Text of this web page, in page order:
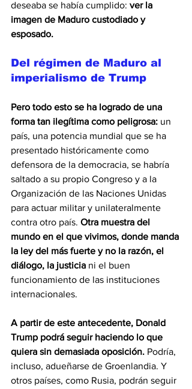
deseaba se había cumplido: ver la
imagen de Maduro custodiado y
esposado.
Del régimen de Maduro al
imperialismo de Trump
Pero todo esto se ha logrado de una
forma tan ilegítima como peligrosa: un
país, una potencia mundial que se ha
presentado históricamente como
defensora de la democracia, se habría
saltado a su propio Congreso y a la
Organización de las Naciones Unidas
para actuar militar y unilateralmente
contra otro país. Otra muestra del
mundo en el que vivimos, donde manda
la ley del más fuerte y no la razón, el
diálogo, la justicia ni el buen
funcionamiento de las instituciones
internacionales.
A partir de este antecedente, Donald
Trump podrá seguir haciendo lo que
quiera sin demasiada oposición. Podría,
incluso, adueñarse de Groenlandia. Y
otros países, como Rusia, podrán seguir